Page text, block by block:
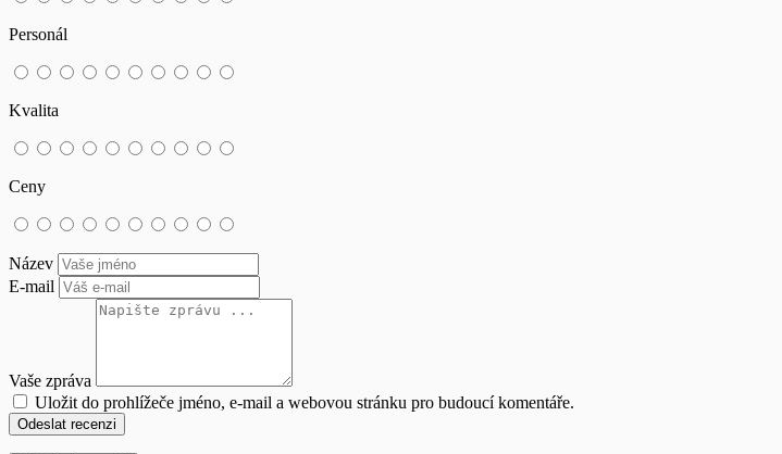
Personál
Kvalita
Ceny
Název
E-mail
Vaše zpráva
Uložit do prohlížeče jméno, e-mail a webovou stránku pro budoucí komentáře.
Odeslat recenzi